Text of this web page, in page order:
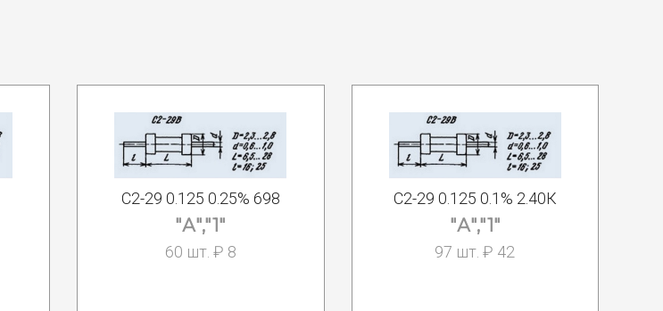
С2-29 0.125 0.25% 698
"А","1"
60 шт. ₽ 8
С2-29 0.125 0.1% 2.40К
"А","1"
97 шт. ₽ 42